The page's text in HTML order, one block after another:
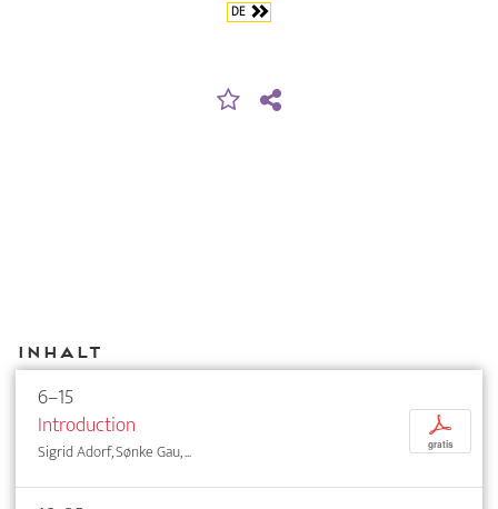
DE
Inhalt
6–15
Introduction
Sigrid Adorf, Sønke Gau, ...
p
gratis